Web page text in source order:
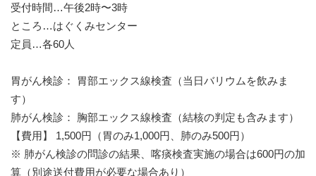
受付時間…午後2時〜3時
ところ…はぐくみセンター
定員…各60人
胃がん検診： 胃部エックス線検査（当日バリウムを飲みま
す）
肺がん検診： 胸部エックス線検査（結核の判定も含みます）
【費用】 1,500円（胃のみ1,000円、肺のみ500円）
※ 肺がん検診の問診の結果、喀痰検査実施の場合は600円の加
算（別途送付費用が必要な場合あり）